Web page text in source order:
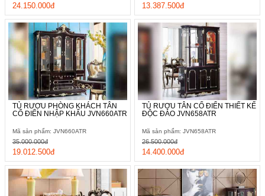
24.150.000đ 13.387.500đ
TỦ RƯỢU PHÒNG KHÁCH TÂN
CỔ ĐIỂN NHẬP KHẨU JVN660ATR
Mã sản phẩm: JVN660ATR
19.012.500đ
35.000.000đ
TỦ RƯỢU TÂN CỔ ĐIỂN THIẾT KẾ
ĐỘC ĐÁO JVN658ATR
Mã sản phẩm: JVN658ATR
14.400.000đ
26.500.000đ